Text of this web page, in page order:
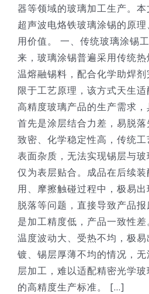
器等领域的玻璃加工生产。
超声波电烙铁玻璃涂锡的原
用价值。 一、传统玻璃涂锡
来，玻璃涂锡普遍采用传统
温熔融锡料，配合化学助焊
限于工艺原理，该方式天生
高精度玻璃产品的生产需求，
首先是涂层结合力差，易脱
致密、化学稳定性高，传统
表面杂质，无法实现锡层与玻
仅为表层贴合。成品在后续
用、摩擦触碰过程中，极易出
脱落等问题，直接导致产品
是加工精度低，产品一致性
温度波动大、受热不均，极
镀、锡层厚薄不均的情况，
层加工，难以适配精密光学
的高精度生产标准。 [...]